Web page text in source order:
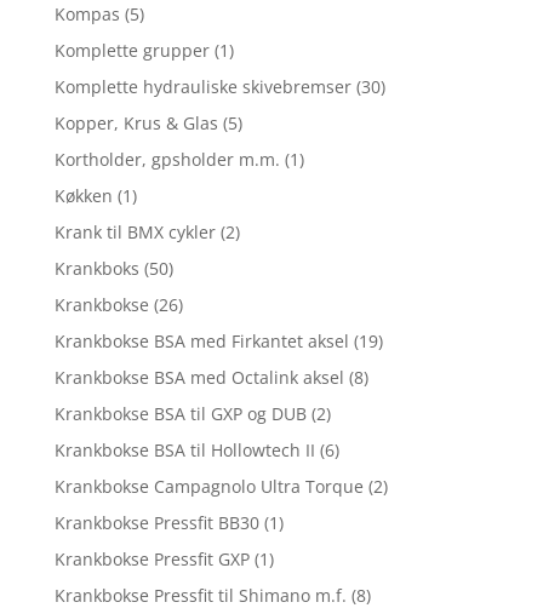
Kompas (5)
Komplette grupper (1)
Komplette hydrauliske skivebremser (30)
Kopper, Krus & Glas (5)
Kortholder, gpsholder m.m. (1)
Køkken (1)
Krank til BMX cykler (2)
Krankboks (50)
Krankbokse (26)
Krankbokse BSA med Firkantet aksel (19)
Krankbokse BSA med Octalink aksel (8)
Krankbokse BSA til GXP og DUB (2)
Krankbokse BSA til Hollowtech II (6)
Krankbokse Campagnolo Ultra Torque (2)
Krankbokse Pressfit BB30 (1)
Krankbokse Pressfit GXP (1)
Krankbokse Pressfit til Shimano m.f. (8)